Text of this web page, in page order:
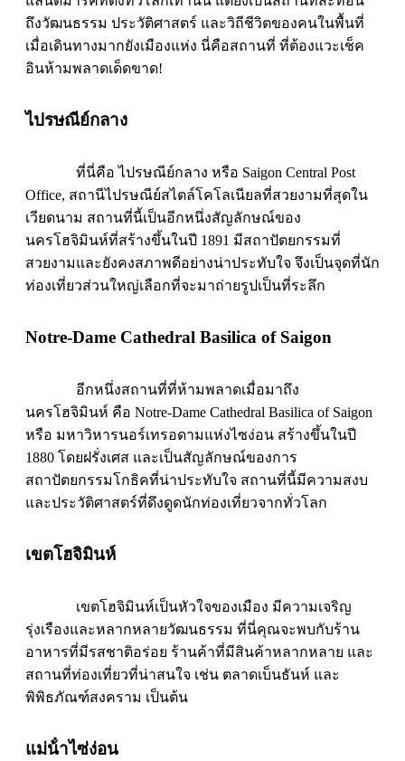
ถึงวัฒนธรรม ประวัติศาสตร์ และวิถีชีวิตของคนในพื้นที่
เมื่อเดินทางมากยังเมืองแห่ง นี่คือสถานที่ ที่ต้องแวะเช็ค
อินห้ามพลาดเด็ดขาด!
ไปรษณีย์กลาง
ที่นี่คือ ไปรษณีย์กลาง หรือ Saigon Central Post
Office, สถานีไปรษณีย์สไตล์โคโลเนียลที่สวยงามที่สุดใน
เวียดนาม สถานที่นี้เป็นอีกหนึ่งสัญลักษณ์ของ
นครโฮจิมินห์ที่สร้างขึ้นในปี 1891 มีสถาปัตยกรรมที่
สวยงามและยังคงสภาพดีอย่างน่าประทับใจ จึงเป็นจุดที่นัก
ท่องเที่ยวส่วนใหญ่เลือกที่จะมาถ่ายรูปเป็นที่ระลึก
Notre-Dame Cathedral Basilica of Saigon
อีกหนึ่งสถานที่ที่ห้ามพลาดเมื่อมาถึง
นครโฮจิมินห์ คือ Notre-Dame Cathedral Basilica of Saigon
หรือ มหาวิหารนอร์เทรอดามแห่งไซง่อน สร้างขึ้นในปี
1880 โดยฝรั่งเศส และเป็นสัญลักษณ์ของการ
สถาปัตยกรรมโกธิคที่น่าประทับใจ สถานที่นี้มีความสงบ
และประวัติศาสตร์ที่ดึงดูดนักท่องเที่ยวจากทั่วโลก
เขตโฮจิมินห์
เขตโฮจิมินห์เป็นหัวใจของเมือง มีความเจริญ
รุ่งเรืองและหลากหลายวัฒนธรรม ที่นี่คุณจะพบกับร้าน
อาหารที่มีรสชาติอร่อย ร้านค้าที่มีสินค้าหลากหลาย และ
สถานที่ท่องเที่ยวที่น่าสนใจ เช่น ตลาดเบ็นธันห์ และ
พิพิธภัณฑ์สงคราม เป็นต้น
แม่น้ําไซ่ง่อน